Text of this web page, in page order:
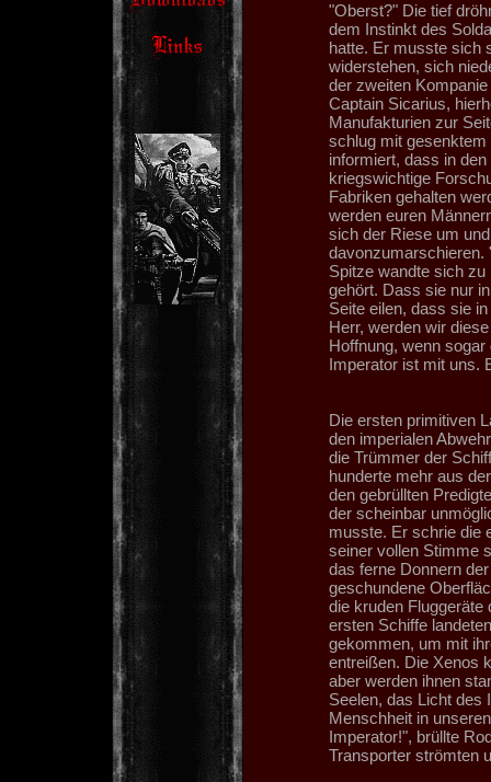
"Oberst?" Die tief
dem Instinkt des
hatte. Er musste sich
widerstehen, sich
der zweiten
Captain Sicarius,
Manufakturien zur
schlug mit gesenktem
informiert, dass in
kriegswichtige
Fabriken gehalten
werden euren
sich der Riese um
davonzumarschieren.
Spitze wandte sich
gehört. Dass sie nur
Seite eilen, dass sie
Herr, werden wir
Hoffnung, wenn
Imperator ist mit uns.
Die ersten primitiven
den imperialen
die Trümmer der
hunderte mehr aus
den gebrüllten
der scheinbar
musste. Er schrie die
seiner vollen Stimme
das ferne Donnern
geschundene
die kruden
ersten Schiffe
gekommen, um mit
entreißen. Die Xenos
aber werden ihnen
Seelen, das Licht des
Menschheit in
Imperator!", brüllte
Transporter strömten